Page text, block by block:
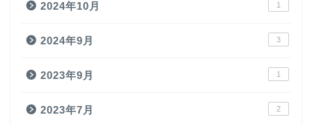
2024年10月 1
2024年9月 3
2023年9月 1
2023年7月 2